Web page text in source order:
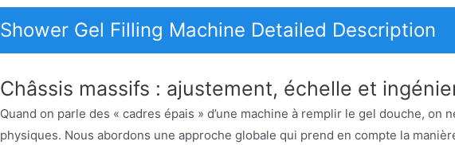
Shower Gel Filling Machine Detailed Description
Châssis massifs : ajustement, échelle et
Quand on parle des « cadres épais » d’une machine à remplir le gel douche, on
physiques. Nous abordons une approche globale qui prend en compte la